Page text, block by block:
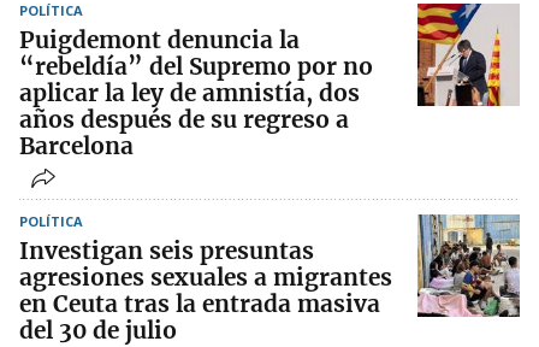
POLÍTICA
Puigdemont denuncia la
“rebeldía” del Supremo por no
aplicar la ley de amnistía, dos
años después de su regreso a
Barcelona
POLÍTICA
Investigan seis presuntas
agresiones sexuales a migrantes
en Ceuta tras la entrada masiva
del 30 de julio